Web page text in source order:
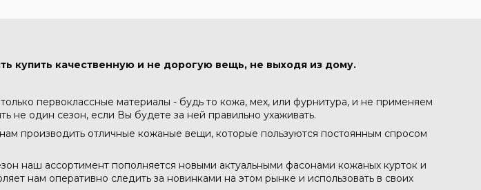
купить качественную и не дорогую вещь, не выходя из дому.
первоклассные материалы - будь то кожа, мех, или фурнитура, и не применяем
не один сезон, если Вы будете за ней правильно ухаживать.
производить отличные кожаные вещи, которые пользуются постоянным спросом
наш ассортимент пополняется новыми актуальными фасонами кожаных курток и
нам оперативно следить за новинками на этом рынке и использовать в своих